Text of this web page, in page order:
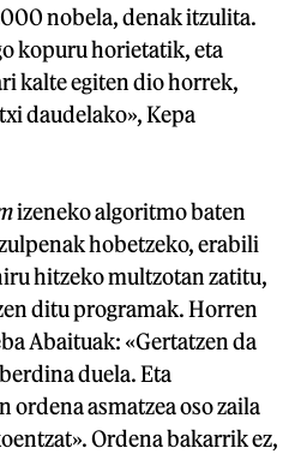
nobela, denak itzulita.
kopuru horietatik, eta
kalte egiten dio horrek,
daudelako», Kepa
izeneko algoritmo baten
hobetzeko, erabili
hitzeko multzotan zatitu,
ditu programak. Horren
Abaituak: «Gertatzen da
duela. Eta
asmatzea oso zaila
Ordena bakarrik ez,